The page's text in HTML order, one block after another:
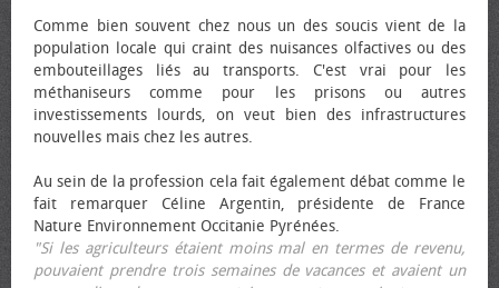
Comme bien souvent chez nous un des soucis vient de la
population locale qui craint des nuisances olfactives ou des
embouteillages liés au transports. C'est vrai pour les
méthaniseurs comme pour les prisons ou autres
investissements lourds, on veut bien des infrastructures
nouvelles mais chez les autres.
Au sein de la profession cela fait également débat comme le
fait remarquer Céline Argentin, présidente de France
Nature Environnement Occitanie Pyrénées.
"Si les agriculteurs étaient moins mal en termes de revenu,
pouvaient prendre trois semaines de vacances et avaient un